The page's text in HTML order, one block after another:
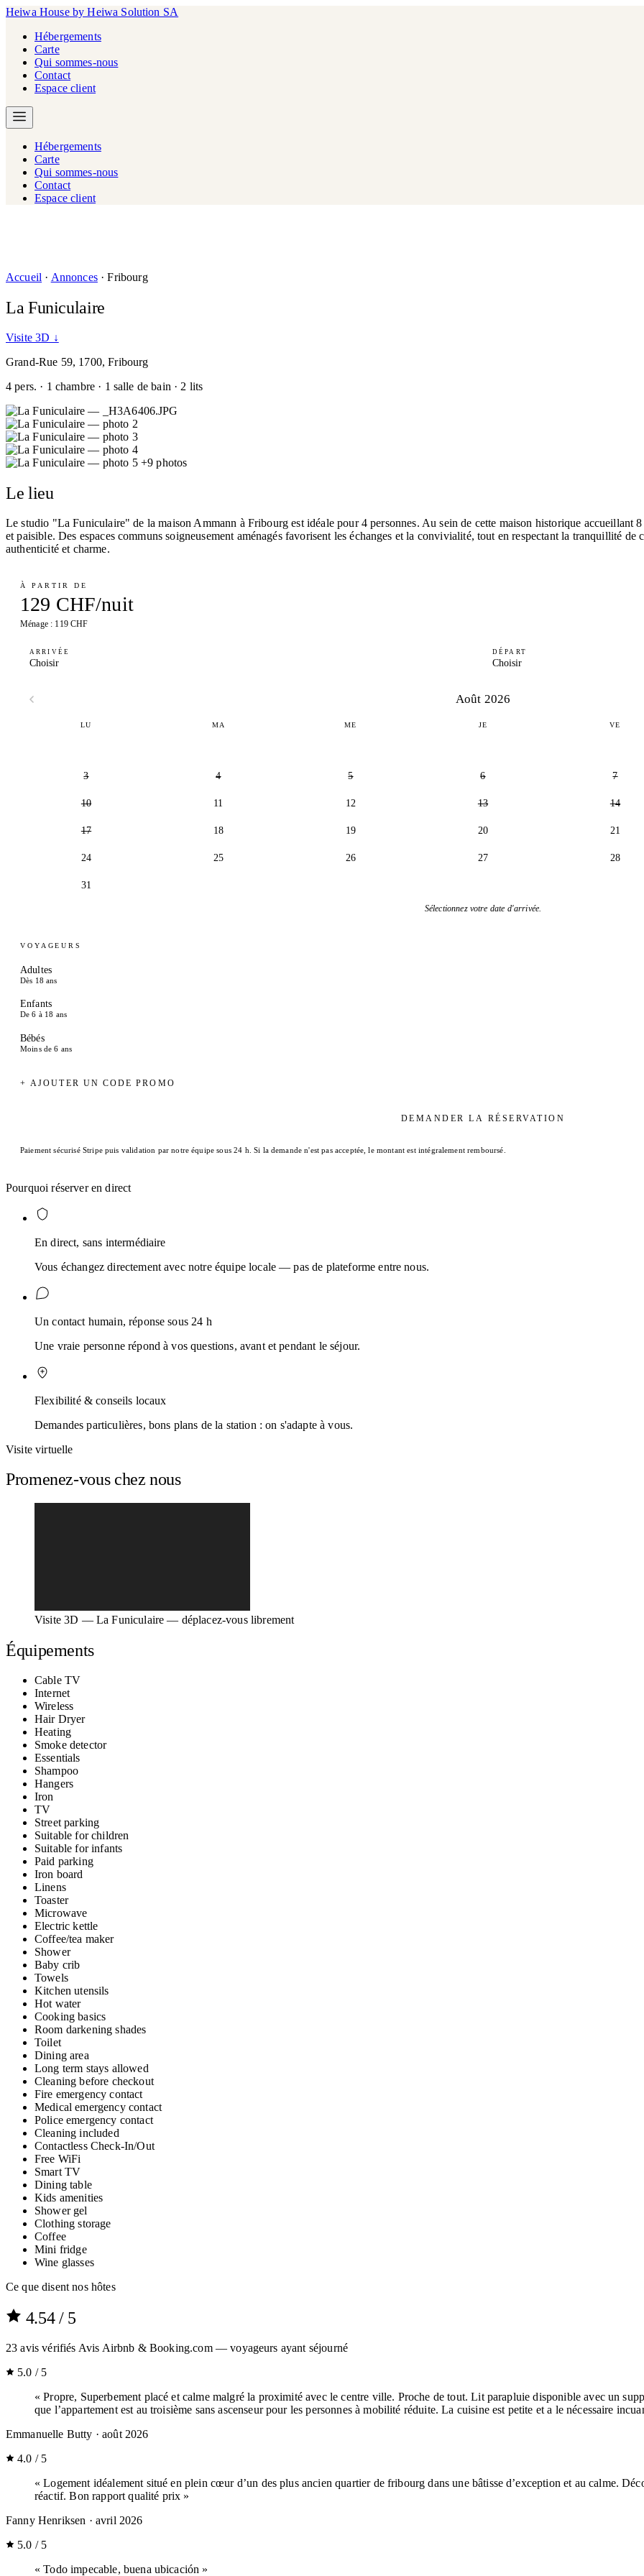
Heiwa House by Heiwa Solution SA
Hébergements
Carte
Qui sommes-nous
Contact
Espace client
Hébergements
Carte
Qui sommes-nous
Contact
Espace client
Accueil · Annonces · Fribourg
La Funiculaire
Visite 3D ↓
Grand-Rue 59, 1700, Fribourg
4 pers. · 1 chambre · 1 salle de bain · 2 lits
+9 photos
Le lieu
Le studio "La Funiculaire" de la maison Ammann à Fribourg est idéale pour 4 personnes. Au sein de cette maison historique accueillant
et paisible. Des espaces communs soigneusement aménagés favorisent les échanges et la convivialité, tout en respectant la tranquillité
authenticité et charme.
À PARTIR DE
129 CHF/nuit
Ménage : 119 CHF
ARRIVÉE
Choisir
DÉPART
Choisir
Août 2026
LU MA ME JE VE
3 4 5 6 7
10 11 12 13 14
17 18 19 20 21
24 25 26 27 28
31
Sélectionnez votre date d'arrivée.
VOYAGEURS
Adultes
Dès 18 ans
Enfants
De 6 à 18 ans
Bébés
Moins de 6 ans
+ AJOUTER UN CODE PROMO
DEMANDER LA RÉSERVATION
Paiement sécurisé Stripe puis validation par notre équipe sous 24 h. Si la demande n'est pas acceptée, le montant est intégralement remboursé.
Pourquoi réserver en direct
En direct, sans intermédiaire
Vous échangez directement avec notre équipe locale — pas de plateforme entre nous.
Un contact humain, réponse sous 24 h
Une vraie personne répond à vos questions, avant et pendant le séjour.
Flexibilité & conseils locaux
Demandes particulières, bons plans de la station : on s'adapte à vous.
Visite virtuelle
Promenez-vous chez nous
Visite 3D — La Funiculaire — déplacez-vous librement
Équipements
Cable TV
Internet
Wireless
Hair Dryer
Heating
Smoke detector
Essentials
Shampoo
Hangers
Iron
TV
Street parking
Suitable for children
Suitable for infants
Paid parking
Iron board
Linens
Toaster
Microwave
Electric kettle
Coffee/tea maker
Shower
Baby crib
Towels
Kitchen utensils
Hot water
Cooking basics
Room darkening shades
Toilet
Dining area
Long term stays allowed
Cleaning before checkout
Fire emergency contact
Medical emergency contact
Police emergency contact
Cleaning included
Contactless Check-In/Out
Free WiFi
Smart TV
Dining table
Kids amenities
Shower gel
Clothing storage
Coffee
Mini fridge
Wine glasses
Ce que disent nos hôtes
4.54 / 5
23 avis vérifiés Avis Airbnb & Booking.com — voyageurs ayant séjourné
5.0 / 5
« Propre, Superbement placé et calme malgré la proximité avec le centre ville. Proche de tout. Lit parapluie disponible avec un
que l’appartement est au troisième sans ascenseur pour les personnes à mobilité réduite. La cuisine est petite et a le nécessaire
Emmanuelle Butty · août 2026
4.0 / 5
« Logement idéalement situé en plein cœur d’un des plus ancien quartier de fribourg dans une bâtisse d’exception et au calme.
réactif. Bon rapport qualité prix »
Fanny Henriksen · avril 2026
5.0 / 5
« Todo impecable, buena ubicación »